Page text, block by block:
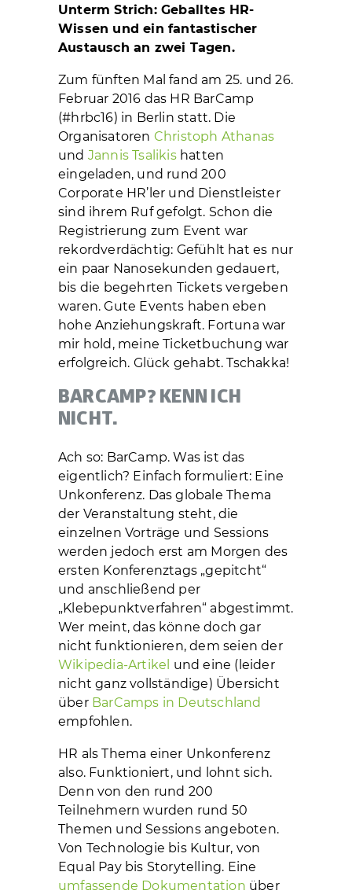
Unterm Strich: Geballtes HR-
Wissen und ein fantastischer
Austausch an zwei Tagen.
Zum fünften Mal fand am 25. und 26.
Februar 2016 das HR BarCamp
(#hrbc16) in Berlin statt. Die
Organisatoren Christoph Athanas
und Jannis Tsalikishatten
eingeladen, und rund 200
Corporate HR’ler und Dienstleister
sind ihrem Ruf gefolgt. Schon die
Registrierung zum Event war
rekordverdächtig: Gefühlt hat es nur
ein paar Nanosekunden gedauert,
bis die begehrten Tickets vergeben
waren. Gute Events haben eben
hohe Anziehungskraft. Fortuna war
mir hold, meine Ticketbuchung war
erfolgreich. Glück gehabt. Tschakka!
BARCAMP? KENN ICH
NICHT.
Ach so: BarCamp. Was ist das
eigentlich? Einfach formuliert: Eine
Unkonferenz. Das globale Thema
der Veranstaltung steht, die
einzelnen Vorträge und Sessions
werden jedoch erst am Morgen des
ersten Konferenztags „gepitcht“
und anschließend per
„Klebepunktverfahren“ abgestimmt.
Wer meint, das könne doch gar
nicht funktionieren, dem seien der
Wikipedia-Artikel und eine (leider
nicht ganz vollständige) Übersicht
über BarCamps in Deutschland
empfohlen.
HR als Thema einer Unkonferenz
also. Funktioniert, und lohnt sich.
Denn von den rund 200
Teilnehmern wurden rund 50
Themen und Sessions angeboten.
Von Technologie bis Kultur, von
Equal Pay bis Storytelling. Eine
umfassende Dokumentation über